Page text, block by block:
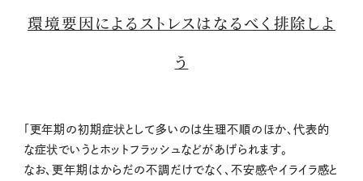
環境要因によるストレスはなるべく排除しよ
う
「更年期の初期症状として多いのは生理不順のほか、代表的
な症状でいうとホットフラッシュなどがあげられます。
なお、更年期はからだの不調だけでなく、不安感やイライラ感と